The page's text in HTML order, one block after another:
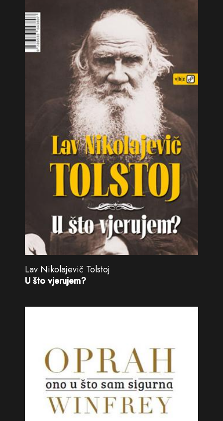
Lav Nikolajevič Tolstoj
U što vjerujem?